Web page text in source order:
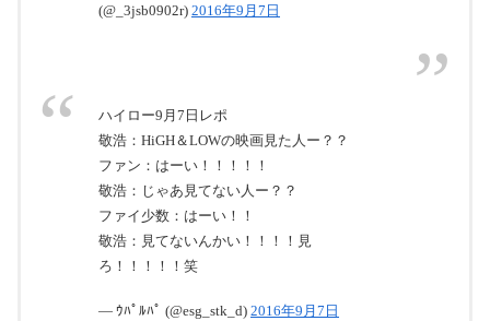
(@_3jsb0902r) 2016年9月7日
ハイロー9月7日レポ
敬浩：HiGH＆LOWの映画見た人ー？？
ファン：はーい！！！！！
敬浩：じゃあ見てない人ー？？
ファイ少数：はーい！！
敬浩：見てないんかい！！！！見
ろ！！！！！笑
— ｳﾊﾟﾙﾊﾟ (@esg_stk_d) 2016年9月7日